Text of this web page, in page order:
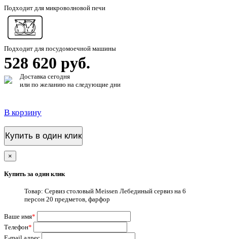
Подходит для микроволновой печи
Подходит для посудомоечной машины
528 620 руб.
Доставка сегодня
или по желанию на следующие дни
В корзину
Купить в один клик
×
Купить за один клик
Товар: Сервиз столовый Meissen Лебединый сервиз на 6
персон 20 предметов, фарфор
Ваше имя*
Телефон*
E-mail адрес